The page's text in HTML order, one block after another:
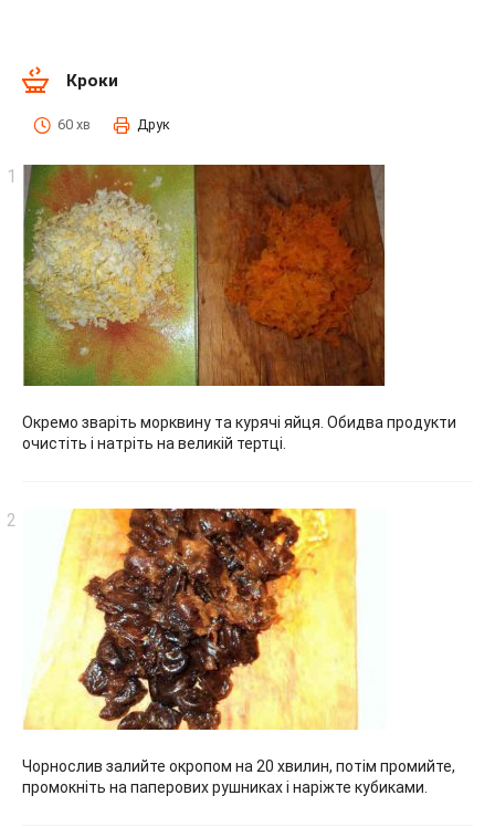
Кроки
60 хв Друк
Окремо зваріть морквину та курячі яйця. Обидва продукти
очистіть і натріть на великій тертці.
Чорнослив залийте окропом на 20 хвилин, потім промийте,
промокніть на паперових рушниках і наріжте кубиками.